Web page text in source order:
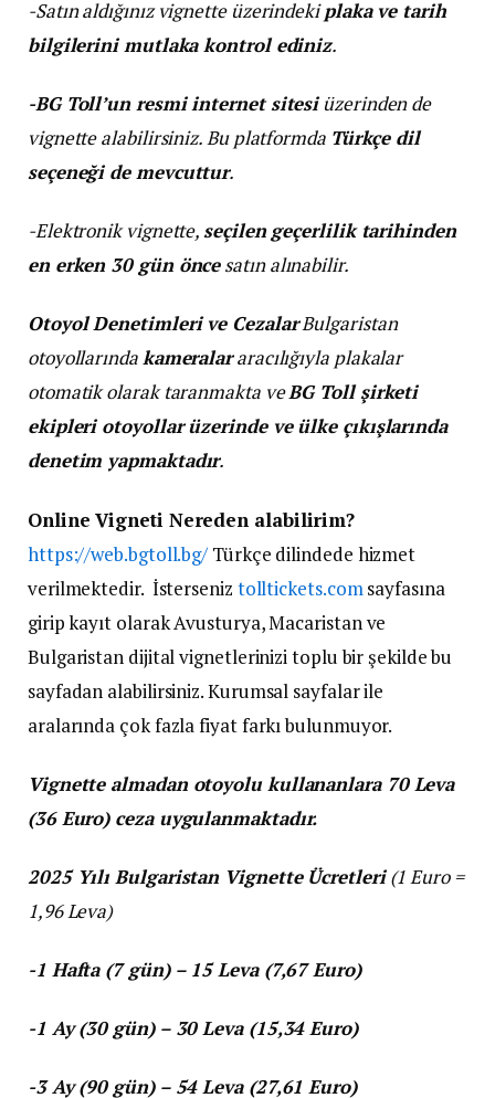
-Satın aldığınız vignette üzerindekiplaka ve tarih
bilgilerini mutlaka kontrol ediniz.
-BG Toll’un resmi internet sitesiüzerinden de
vignette alabilirsiniz. Bu platformda Türkçe dil
seçeneği de mevcuttur.
-Elektronik vignette,seçilen geçerlilik tarihinden
en erken 30 gün öncesatın alınabilir.
Otoyol Denetimleri ve CezalarBulgaristan
otoyollarındakameralararacılığıyla plakalar
otomatik olarak taranmakta veBG Toll şirketi
ekipleri otoyollar üzerinde ve ülke çıkışlarında
denetim yapmaktadır.
Online Vigneti Nereden alabilirim?
https://web.bgtoll.bg/ Türkçe dilindede hizmet
verilmektedir. İsterseniz tolltickets.com sayfasına
girip kayıt olarak Avusturya, Macaristan ve
Bulgaristan dijital vignetlerinizi toplu bir şekilde bu
sayfadan alabilirsiniz. Kurumsal sayfalar ile
aralarında çok fazla fiyat farkı bulunmuyor.
Vignette almadan otoyolu kullananlara 70 Leva
(36 Euro) ceza uygulanmaktadır.
2025 Yılı Bulgaristan Vignette Ücretleri(1 Euro =
1,96 Leva)
-1 Hafta (7 gün) – 15 Leva (7,67 Euro)
-1 Ay (30 gün) – 30 Leva (15,34 Euro)
-3 Ay (90 gün) – 54 Leva (27,61 Euro)